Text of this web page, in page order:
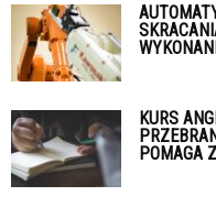
KURS
POMAGA